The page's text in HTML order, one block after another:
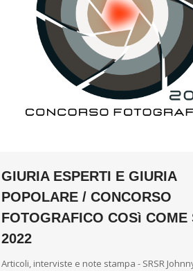
GIURIA ESPERTI E GIURIA
POPOLARE / CONCORSO
FOTOGRAFICO COSì COME
2022
Articoli, interviste e note stampa - SRSR